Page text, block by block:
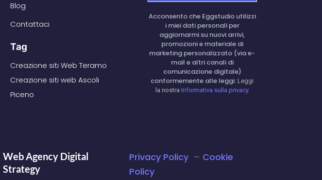
Blog
Contattaci
Tag
Creazione siti Web Teramo
Creazione siti web Ascoli
Piceno
Acconsento che Eggstudio utilizzi
i miei dati personali per
aggiornarmi su nuovi arrivi,
promozioni e materiale di
marketing personalizzato (via e-
mail e altri canali di
comunicazione digitale)
conformemente alle leggi.Leggi
la nostraInformativa sulla privacy
Web Agency Digital
Strategy
Privacy Policy – Cookie
Policy